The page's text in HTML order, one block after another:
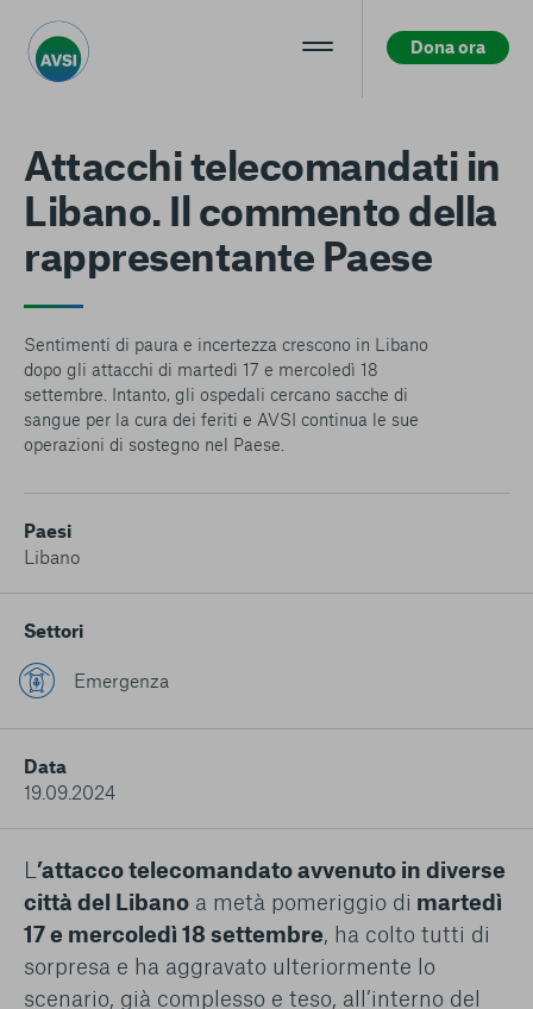
La tua privacy
I cookie e altre tecnologie simili sono una parte
navigazione più comoda ed efficiente, nonché consentirci di
migliorare i nostri servizi e la Piattaforma stessa. Inoltre, i
cookie vengono utilizzati per mostrare pubblicità che risulti
interessante per l’utente quando visita i siti Web e le app di
terzi. Qui sono disponibili tutte le informazioni sui cookie che
le proprie preferenze, salvo i Cookie strettamente necessari
conto del fatto che il blocco di alcuni cookie può
condizionare l’esperienza sulla Piattaforma e il suo
funzionamento. Premendo “Conferma le mie scelte”, la
stata selezionata alcuna opzione, premere questo pulsante
equivarrà a rifiutare tutti i cookie. Per ulteriori informazioni, è
possibile consultare la nostra
Cookie strettamente necessari
Cookies di marketing
Dona ora
Attacchi telecomandati in
Libano. Il commento della
rappresentante Paese
Sentimenti di paura e incertezza crescono in Libano
dopo gli attacchi di martedì 17 e mercoledì 18
settembre. Intanto, gli ospedali cercano sacche di
sangue per la cura dei feriti e AVSI continua le sue
operazioni di sostegno nel Paese.
Paesi
Libano
Settori
Emergenza
Data
19.09.2024
L ’attacco telecomandato avvenuto in diverse
città del Libano a metà pomeriggio di martedì
17 e mercoledì 18 settembre, ha colto tutti di
sorpresa e ha aggravato ulteriormente lo
scenario, già complesso e teso, all’interno del